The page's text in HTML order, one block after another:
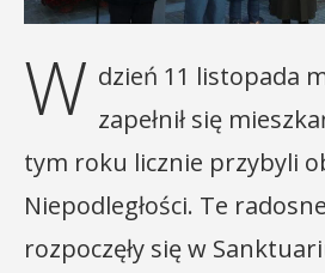
W dzień 11 listopada
zapełnił się
tym roku licznie przybyli
Niepodległości. Te
rozpoczęły się w